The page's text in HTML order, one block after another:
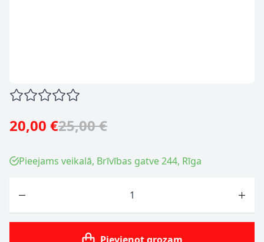
20,00 €25,00 €
Pieejams veikalā, Brīvības gatve 244, Rīga